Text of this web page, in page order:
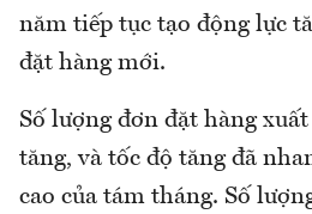
năm tiếp tục tạo động lực
đặt hàng mới.
Số lượng đơn đặt hàng
tăng, và tốc độ tăng đã
cao của tám tháng. Số